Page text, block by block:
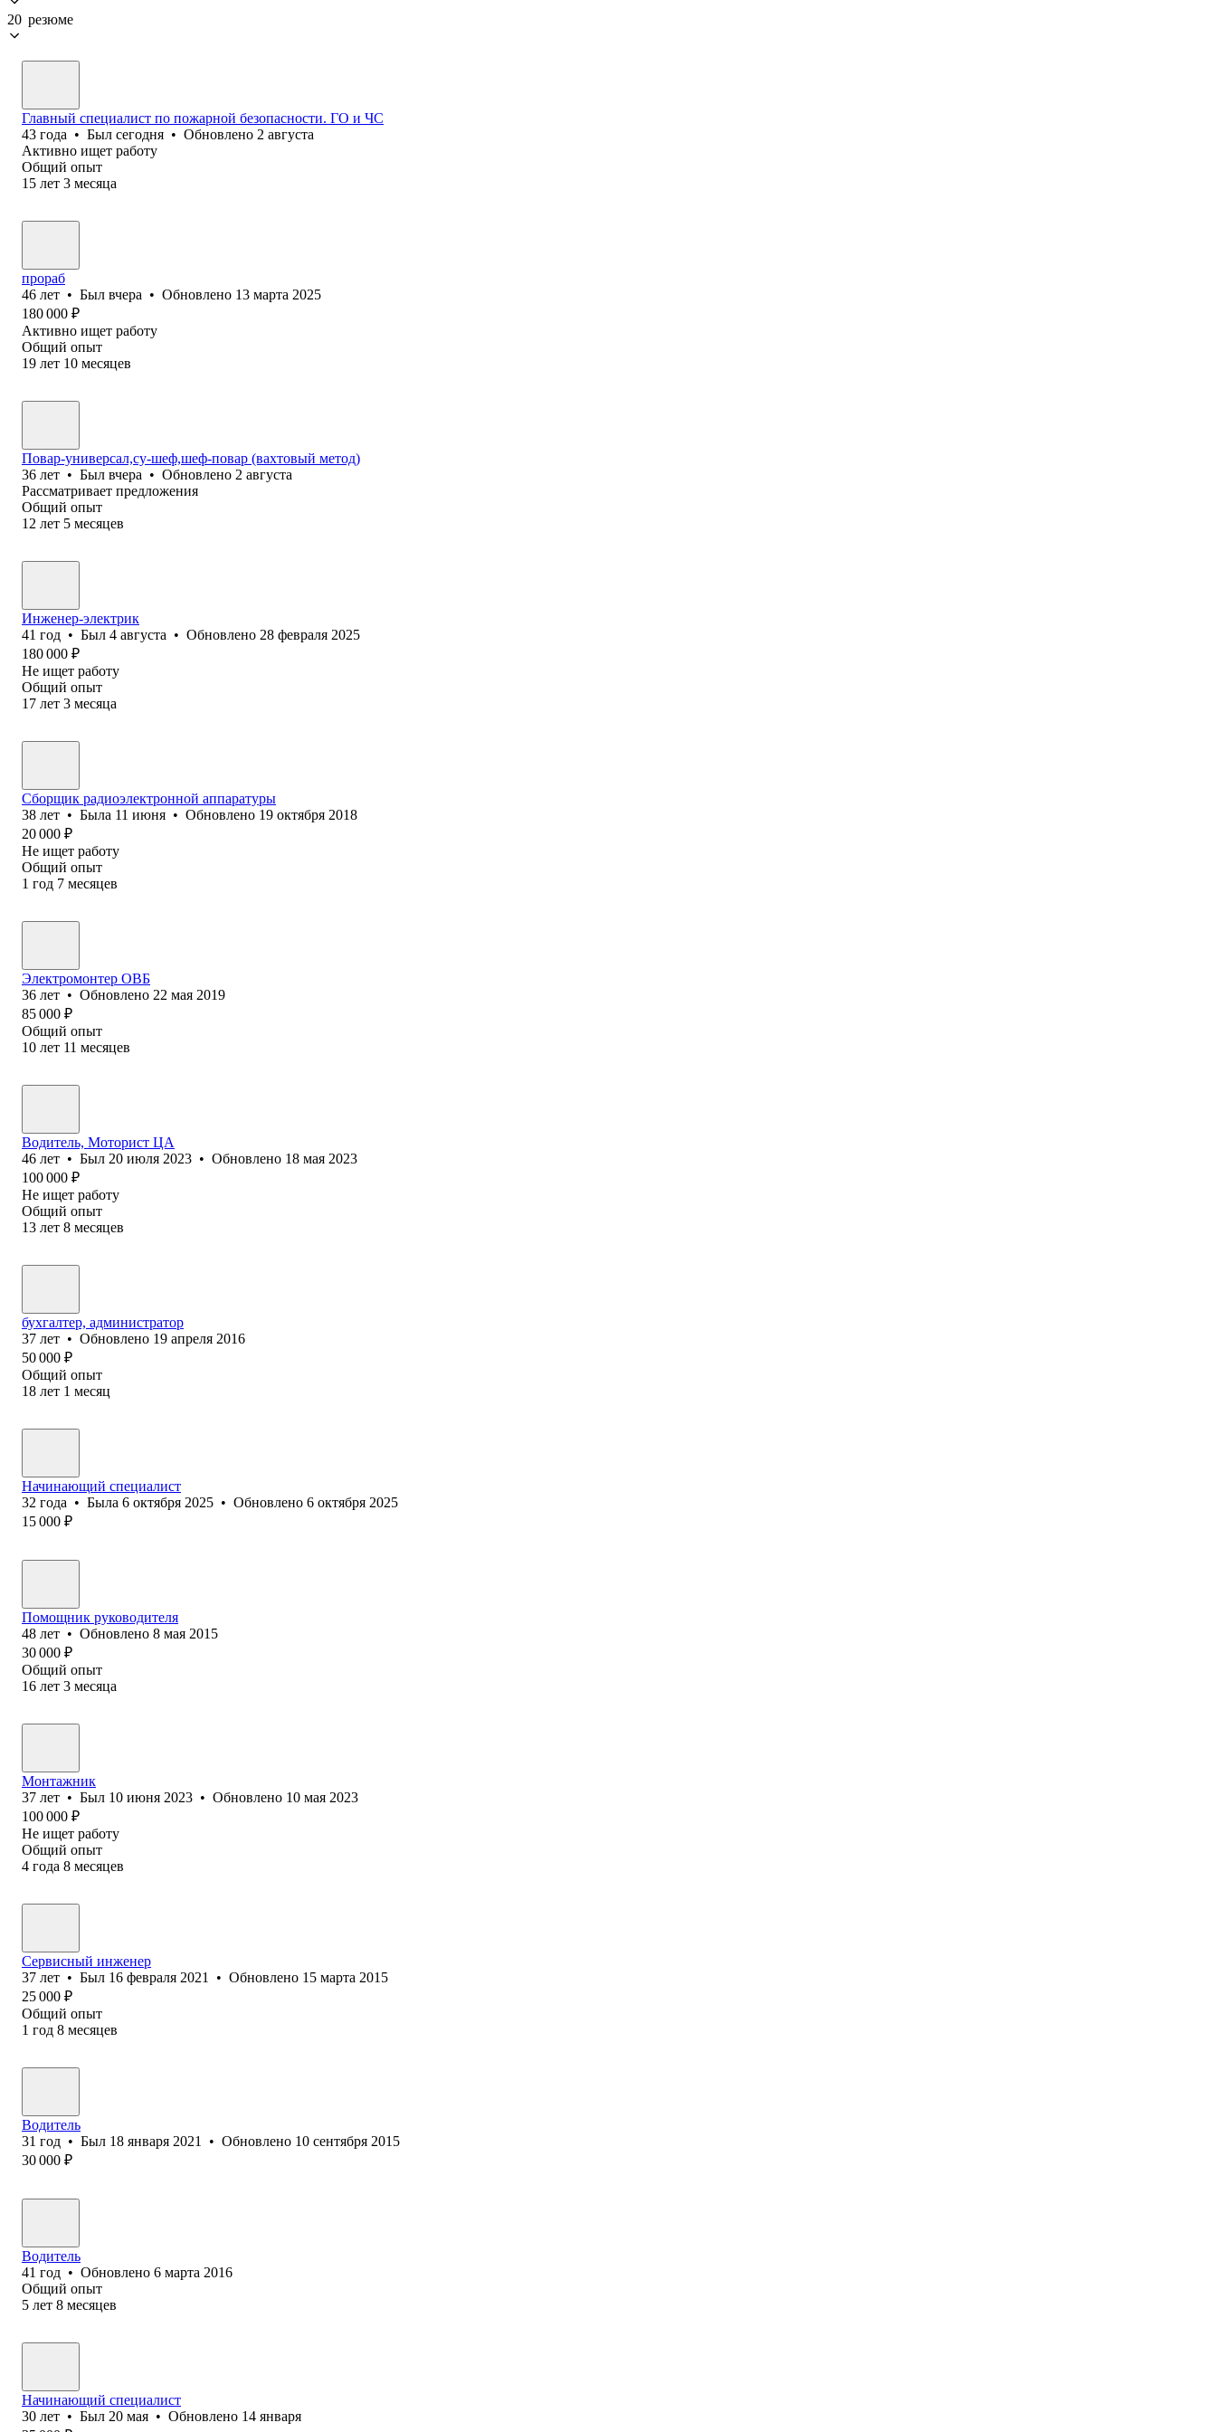
20 резюме
Главный специалист по пожарной безопасности. ГО и ЧС
43 года • Был сегодня • Обновлено 2 августа
Активно ищет работу
Общий опыт
15 лет 3 месяца
прораб
46 лет • Был вчера • Обновлено 13 марта 2025
180 000 ₽
Активно ищет работу
Общий опыт
19 лет 10 месяцев
Повар-универсал,су-шеф,шеф-повар (вахтовый метод)
36 лет • Был вчера • Обновлено 2 августа
Рассматривает предложения
Общий опыт
12 лет 5 месяцев
Инженер-электрик
41 год • Был 4 августа • Обновлено 28 февраля 2025
180 000 ₽
Не ищет работу
Общий опыт
17 лет 3 месяца
Сборщик радиоэлектронной аппаратуры
38 лет • Была 11 июня • Обновлено 19 октября 2018
20 000 ₽
Не ищет работу
Общий опыт
1 год 7 месяцев
Электромонтер ОВБ
36 лет • Обновлено 22 мая 2019
85 000 ₽
Общий опыт
10 лет 11 месяцев
Водитель, Моторист ЦА
46 лет • Был 20 июля 2023 • Обновлено 18 мая 2023
100 000 ₽
Не ищет работу
Общий опыт
13 лет 8 месяцев
бухгалтер, администратор
37 лет • Обновлено 19 апреля 2016
50 000 ₽
Общий опыт
18 лет 1 месяц
Начинающий специалист
32 года • Была 6 октября 2025 • Обновлено 6 октября 2025
15 000 ₽
Помощник руководителя
48 лет • Обновлено 8 мая 2015
30 000 ₽
Общий опыт
16 лет 3 месяца
Монтажник
37 лет • Был 10 июня 2023 • Обновлено 10 мая 2023
100 000 ₽
Не ищет работу
Общий опыт
4 года 8 месяцев
Сервисный инженер
37 лет • Был 16 февраля 2021 • Обновлено 15 марта 2015
25 000 ₽
Общий опыт
1 год 8 месяцев
Водитель
31 год • Был 18 января 2021 • Обновлено 10 сентября 2015
30 000 ₽
Водитель
41 год • Обновлено 6 марта 2016
Общий опыт
5 лет 8 месяцев
Начинающий специалист
30 лет • Был 20 мая • Обновлено 14 января